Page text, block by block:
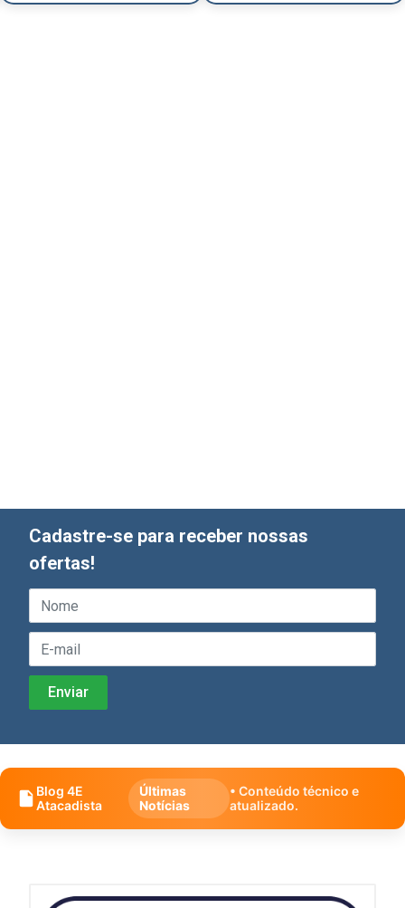
Cadastre-se para receber nossas
ofertas!
Blog 4E
Atacadista
Últimas
Notícias
• Conteúdo técnico e
atualizado.